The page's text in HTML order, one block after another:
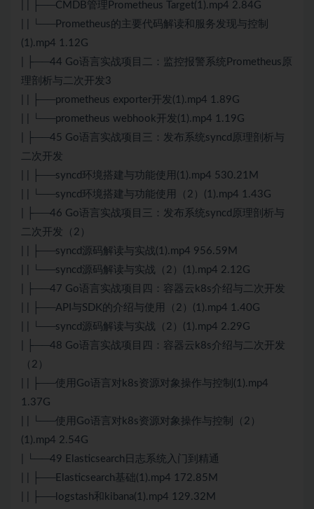
| | ├──CMDB管理Prometheus Target(1).mp4 2.84G
| | └──Prometheus的主要代码解读和服务发现与控制
(1).mp4 1.12G
| ├──44 Go语言实战项目二：监控报警系统Prometheus原
理剖析与二次开发3
| | ├──prometheus exporter开发(1).mp4 1.89G
| | └──prometheus webhook开发(1).mp4 1.19G
| ├──45 Go语言实战项目三：发布系统syncd原理剖析与
二次开发
| | ├──syncd环境搭建与功能使用(1).mp4 530.21M
| | └──syncd环境搭建与功能使用（2）(1).mp4 1.43G
| ├──46 Go语言实战项目三：发布系统syncd原理剖析与
二次开发（2）
| | ├──syncd源码解读与实战(1).mp4 956.59M
| | └──syncd源码解读与实战（2）(1).mp4 2.12G
| ├──47 Go语言实战项目四：容器云k8s介绍与二次开发
| | ├──API与SDK的介绍与使用（2）(1).mp4 1.40G
| | └──syncd源码解读与实战（2）(1).mp4 2.29G
| ├──48 Go语言实战项目四：容器云k8s介绍与二次开发
（2）
| | ├──使用Go语言对k8s资源对象操作与控制(1).mp4
1.37G
| | └──使用Go语言对k8s资源对象操作与控制（2）
(1).mp4 2.54G
| └──49 Elasticsearch日志系统入门到精通
| | ├──Elasticsearch基础(1).mp4 172.85M
| | ├──logstash和kibana(1).mp4 129.32M